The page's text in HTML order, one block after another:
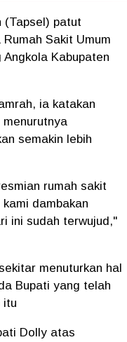
(Tapsel) patut
Sakit Umum
Kabupaten
ia katakan
semakin lebih
rumah sakit
dambakan
ini sudah terwujud,"
menuturkan hal
Bupati yang telah
itu
Dolly atas